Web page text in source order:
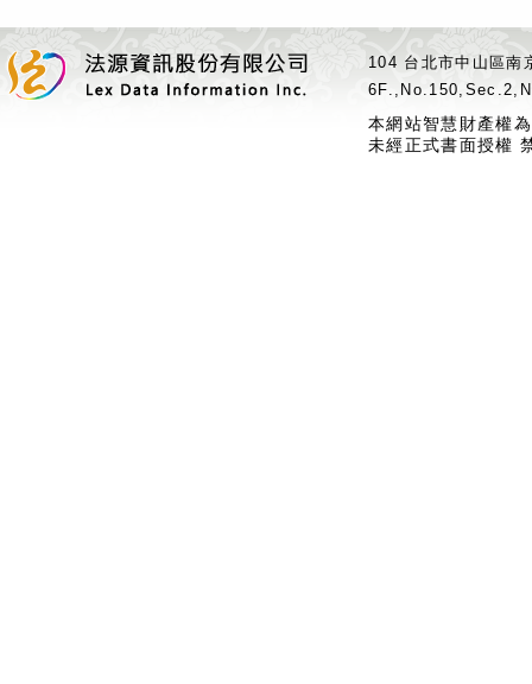
104 台北市中山區
本網站智慧財產權
未經正式書面授權